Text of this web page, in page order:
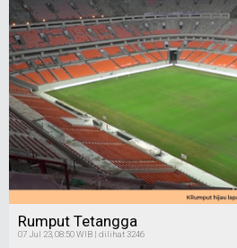
Rumput Tetangga
07 Jul 23, 08:50 WIB | dilihat 3246